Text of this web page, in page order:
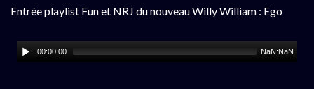
Entrée playlist Fun et NRJ du nouveau Willy William : Ego
00:00:00 NaN:NaN